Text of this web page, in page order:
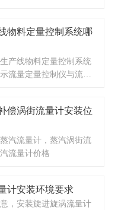
电解液流量的流量计类
析：选型关键因素总结
： - 导电性 → 电磁流量
里奥利（非导电）；
量计或科里奥利。 2. 流
流量（＜1 L/min）→ 齿
大流量 → 电磁或超声波
物料定量控制系统哪
产线物料定量控制系统
流量定量控制仪与流量
。本流量定量控制仪按
率脉冲输入型和流量变
种供用户选择订购。本
偿涡街流量计安装位
汽流量计，蒸汽涡街流
流量计价格
计安装环境要求
，安装旋进旋涡流量计